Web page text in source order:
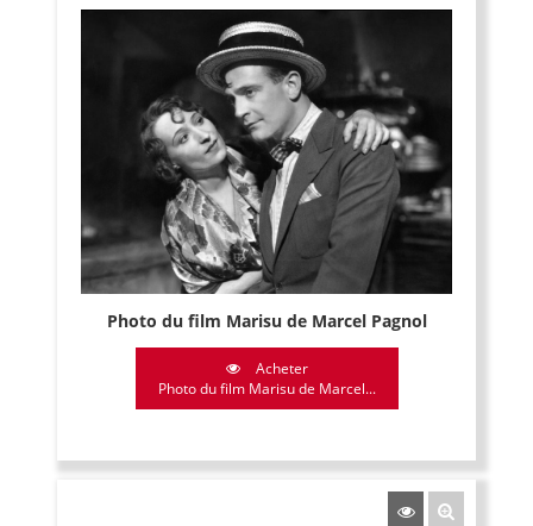
Photo du film Marisu de Marcel Pagnol
Acheter
Photo du film Marisu de Marcel...